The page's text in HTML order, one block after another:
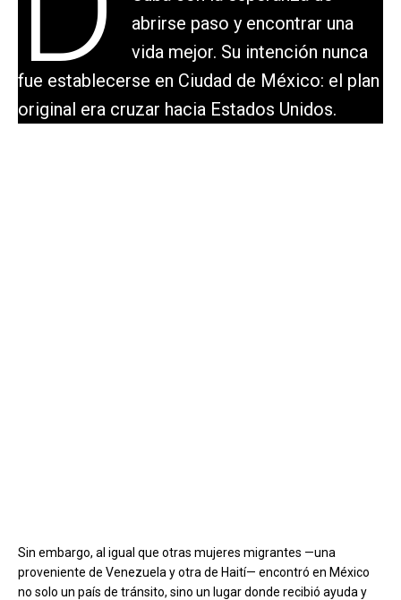
abrirse paso y encontrar una
vida mejor. Su intención nunca
fue establecerse en Ciudad de México: el plan
original era cruzar hacia Estados Unidos.
Sin embargo, al igual que otras mujeres migrantes —una
proveniente de Venezuela y otra de Haití— encontró en México
no solo un país de tránsito, sino un lugar donde recibió ayuda y